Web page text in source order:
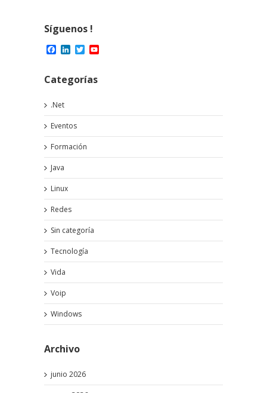
Síguenos !
Facebook
LinkedIn
Twitter
Categorías
.Net
Eventos
Formación
Java
Linux
Redes
Sin categoría
Tecnología
Vida
Voip
Windows
Archivo
junio 2026